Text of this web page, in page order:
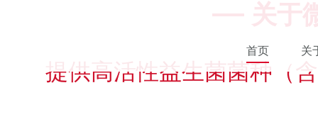
首页 关
关于
提供高活性益生菌菌种（